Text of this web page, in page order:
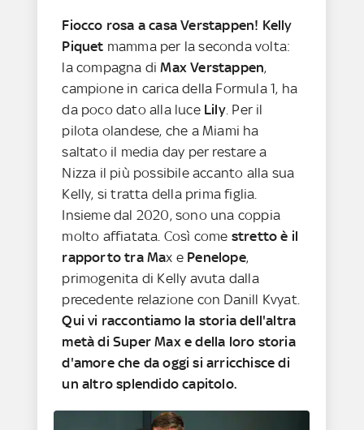
Fiocco rosa a casa Verstappen! Kelly
Piquet mamma per la seconda volta:
la compagna diMax Verstappen,
campione in carica della Formula 1, ha
da poco dato alla luce Lily. Per il
pilota olandese, che a Miami ha
saltato il media day per restare a
Nizza il più possibile accanto alla sua
Kelly, si tratta della prima figlia.
Insieme dal 2020, sono una coppia
molto affiatata. Così come stretto è il
rapporto tra Max e Penelope,
primogenita di Kelly avuta dalla
precedente relazione con Danill Kvyat.
Qui vi raccontiamo la storia dell'altra
metà di Super Max e della loro storia
d'amore che da oggi si arricchisce di
un altro splendido capitolo.